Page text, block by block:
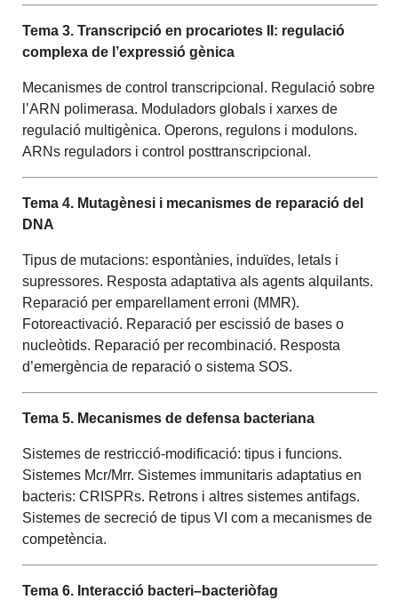
Tema 3. Transcripció en procariotes II: regulació
complexa de l’expressió gènica
Mecanismes de control transcripcional. Regulació sobre
l’ARN polimerasa. Moduladors globals i xarxes de
regulació multigènica. Operons, regulons i modulons.
ARNs reguladors i control posttranscripcional.
Tema 4. Mutagènesi i mecanismes de reparació del
DNA
Tipus de mutacions: espontànies, induïdes, letals i
supressores. Resposta adaptativa als agents alquilants.
Reparació per emparellament erroni (MMR).
Fotoreactivació. Reparació per escissió de bases o
nucleòtids. Reparació per recombinació. Resposta
d’emergència de reparació o sistema SOS.
Tema 5. Mecanismes de defensa bacteriana
Sistemes de restricció-modificació: tipus i funcions.
Sistemes Mcr/Mrr. Sistemes immunitaris adaptatius en
bacteris: CRISPRs. Retrons i altres sistemes antifags.
Sistemes de secreció de tipus VI com a mecanismes de
competència.
Tema 6. Interacció bacteri–bacteriòfag